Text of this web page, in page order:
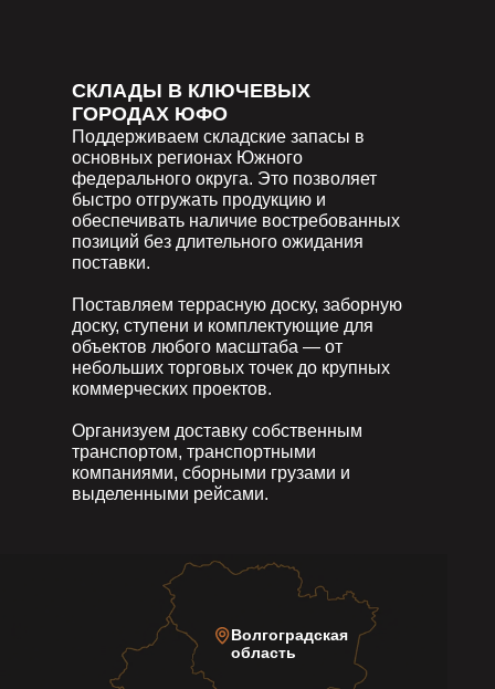
Волгоградская
область
СКЛАДЫ В КЛЮЧЕВЫХ
ГОРОДАХ ЮФО
Поддерживаем складские запасы в
основных регионах Южного
федерального округа. Это позволяет
быстро отгружать продукцию и
обеспечивать наличие востребованных
позиций без длительного ожидания
поставки.
Поставляем террасную доску, заборную
доску, ступени и комплектующие для
объектов любого масштаба — от
небольших торговых точек до крупных
коммерческих проектов.
Организуем доставку собственным
транспортом, транспортными
компаниями, сборными грузами и
выделенными рейсами.